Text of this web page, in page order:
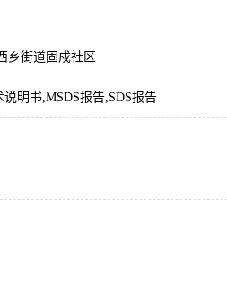
乡街道固戍社区
明书,MSDS报告,SDS报告